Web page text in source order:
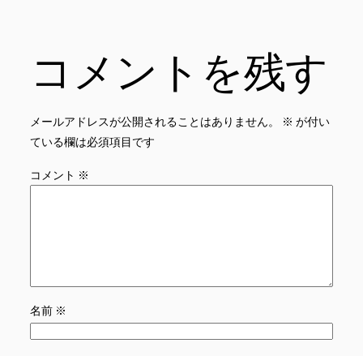
コメントを残す
メールアドレスが公開されることはありません。 ※ が付い
ている欄は必須項目です
コメント ※
名前 ※